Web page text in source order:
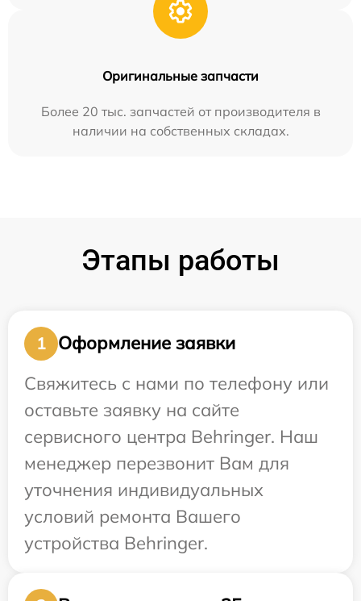
Оригинальные запчасти
Более 20 тыс. запчастей от производителя в
наличии на собственных складах.
Этапы работы
1
Оформление заявки
Свяжитесь с нами по телефону или
оставьте заявку на сайте
сервисного центра Behringer. Наш
менеджер перезвонит Вам для
уточнения индивидуальных
условий ремонта Вашего
устройства Behringer.